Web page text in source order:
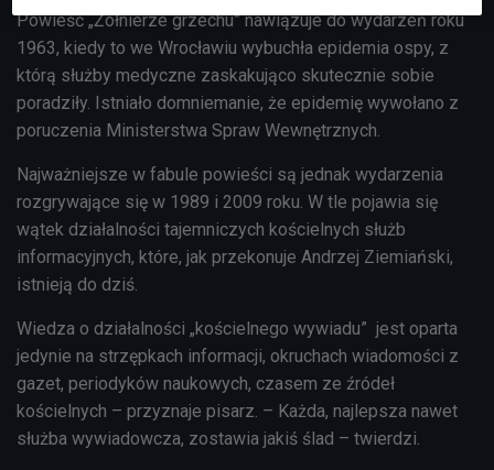
Powieść „Żołnierze grzechu” nawiązuje do wydarzeń roku
1963, kiedy to we Wrocławiu wybuchła epidemia ospy, z
którą służby medyczne zaskakująco skutecznie sobie
poradziły. Istniało domniemanie, że epidemię wywołano z
poruczenia Ministerstwa Spraw Wewnętrznych.
Najważniejsze w fabule powieści są jednak wydarzenia
rozgrywające się w 1989 i 2009 roku. W tle pojawia się
wątek działalności tajemniczych kościelnych służb
informacyjnych, które, jak przekonuje Andrzej Ziemiański,
istnieją do dziś.
Wiedza o działalności „kościelnego wywiadu” jest oparta
jedynie na strzępkach informacji, okruchach wiadomości z
gazet, periodyków naukowych, czasem ze źródeł
kościelnych – przyznaje pisarz. – Każda, najlepsza nawet
służba wywiadowcza, zostawia jakiś ślad – twierdzi.